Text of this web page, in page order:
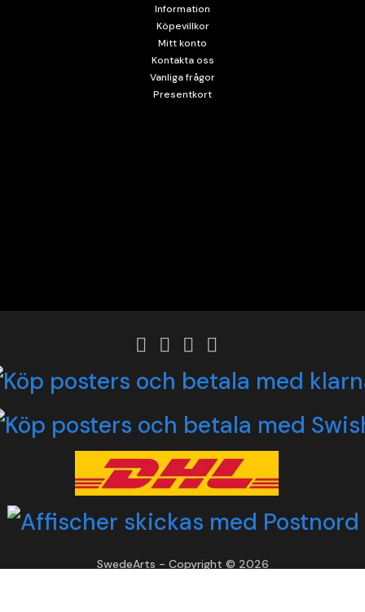
Information
Köpevillkor
Mitt konto
Kontakta oss
Vanliga frågor
Presentkort
SwedeArts - Copyright © 2026